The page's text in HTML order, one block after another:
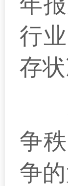
行
存
习
争
争